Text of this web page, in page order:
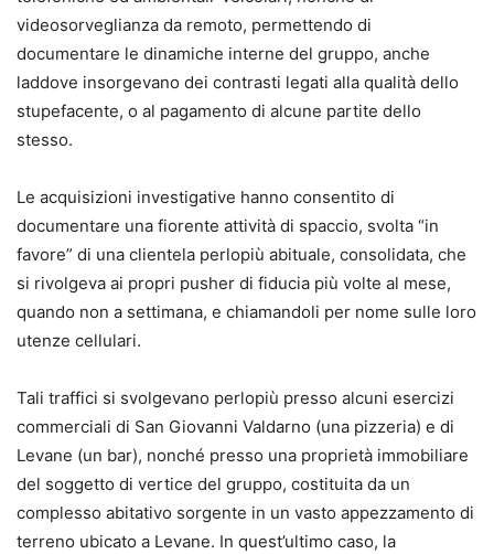
videosorveglianza da remoto, permettendo di
documentare le dinamiche interne del gruppo, anche
laddove insorgevano dei contrasti legati alla qualità dello
stupefacente, o al pagamento di alcune partite dello
stesso.
Le acquisizioni investigative hanno consentito di
documentare una fiorente attività di spaccio, svolta “in
favore” di una clientela perlopiù abituale, consolidata, che
si rivolgeva ai propri pusher di fiducia più volte al mese,
quando non a settimana, e chiamandoli per nome sulle loro
utenze cellulari.
Tali traffici si svolgevano perlopiù presso alcuni esercizi
commerciali di San Giovanni Valdarno (una pizzeria) e di
Levane (un bar), nonché presso una proprietà immobiliare
del soggetto di vertice del gruppo, costituita da un
complesso abitativo sorgente in un vasto appezzamento di
terreno ubicato a Levane. In quest’ultimo caso, la